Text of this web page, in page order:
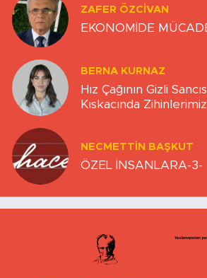
ZAFER ÖZCIVAN
EKONOMİDE
BERNA KURNAZ
Hız Çağının Gizli
Kıskacında Zihinlerimiz
NECMETTIN BAŞKUT
ÖZEL İNSANLARA-3-